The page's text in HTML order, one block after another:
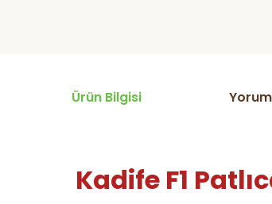
Ürün Bilgisi
Kadife F1